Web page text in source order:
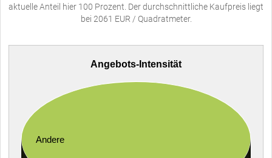
aktuelle Anteil hier 100 Prozent. Der durchschnittliche Kaufpreis liegt
bei 2061 EUR / Quadratmeter.
Angebots-Intensität
Andere